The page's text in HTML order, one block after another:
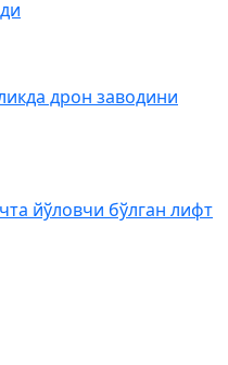
дрон заводини
йўловчи бўлган лифт